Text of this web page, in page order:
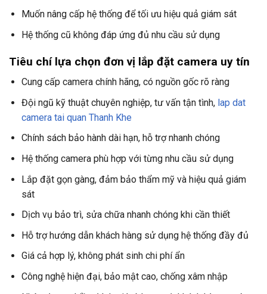
Muốn nâng cấp hệ thống để tối ưu hiệu quả giám sát
Hệ thống cũ không đáp ứng đủ nhu cầu sử dụng
Tiêu chí lựa chọn đơn vị lắp đặt camera uy tín
Cung cấp camera chính hãng, có nguồn gốc rõ ràng
Đội ngũ kỹ thuật chuyên nghiệp, tư vấn tận tình, lap dat
camera tai quan Thanh Khe
Chính sách bảo hành dài hạn, hỗ trợ nhanh chóng
Hệ thống camera phù hợp với từng nhu cầu sử dụng
Lắp đặt gọn gàng, đảm bảo thẩm mỹ và hiệu quả giám
sát
Dịch vụ bảo trì, sửa chữa nhanh chóng khi cần thiết
Hỗ trợ hướng dẫn khách hàng sử dụng hệ thống đầy đủ
Giá cả hợp lý, không phát sinh chi phí ẩn
Công nghệ hiện đại, bảo mật cao, chống xâm nhập